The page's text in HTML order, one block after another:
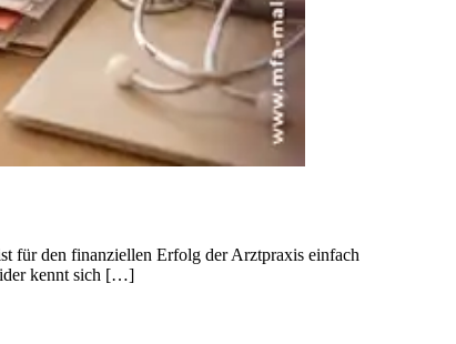
für den finanziellen Erfolg der Arztpraxis einfach
kennt sich […]